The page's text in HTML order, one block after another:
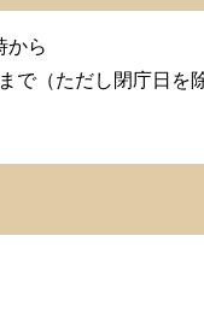
から
で（ただし閉庁日を